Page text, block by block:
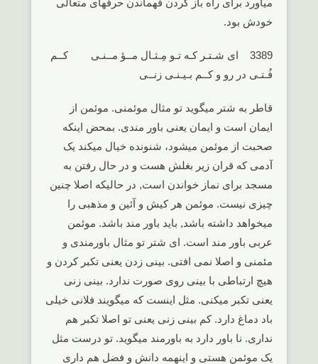
میاورد برای راه باز کردن فهماندن حرفهای متعالی
خودش بود.
3389 ای شـتـر کـه تـو مِـثـال مــؤ مــنـی کــم
فُـتـی در رو و کــم بـیـنـی زنــی
قاطر به شتر میگوید تو مثال موئمنی. موئمن از
ایمان است و ایمان یعنی باور مندی. بمحض اینکه
صحبت از موئمن میشود، شنونده خیال میکند یک
آدمی که قران زیر بغلش هست و در حال رفتن به
مسجد برای نماز خواندن است, در حالیکه اصلا چنین
چیزی نیست. موئمن هر کیش و آئین و مذهبی را
میخواهد داشته باشد, باید باور مند باشد. موئمن
عربی باور مند است. ای شتر تو مثال باورمندی و
مئمنی و اصلا نمی افتی. بینی زدن یعنی تکبر کردن و
هیچ ارتباطی با بینی روی صورت ندارد. بینی زنی
یعنی تکبر میکنی. مثل اینست که میگویند فلانی خیلی
باد دماغ دارد. کم بینی زنی یعنی تو اصلا تکبر هم
نداری. نا باور دارد به باورمند میگوید. تو درست مثل
یک موئمن هستی و اینهمه دانش و فضل هم داری